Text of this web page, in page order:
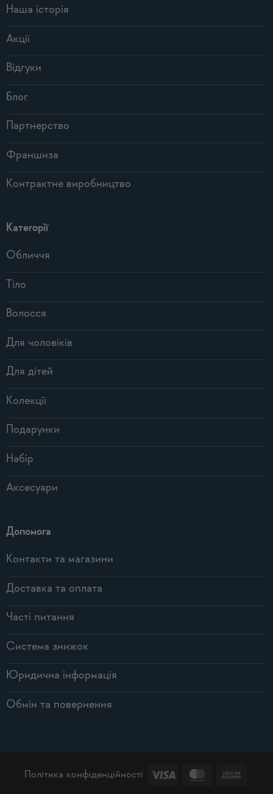
Наша історія
Акції
Відгуки
Блог
Партнерство
Франшиза
Контрактне виробництво
Категорії
Обличчя
Тіло
Волосся
Для чоловіків
Для дітей
Колекції
Подарунки
Набір
Аксесуари
Допомога
Контакти та магазини
Доставка та оплата
Часті питання
Система знижок
Юридична інформація
Обмін та повернення
Політика конфіденційності Visa MasterCard